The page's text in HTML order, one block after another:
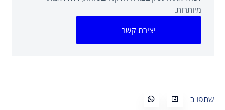
מיותרות.
יצירת קשר
שתפו ב